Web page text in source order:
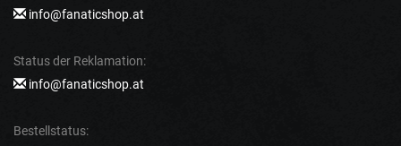
info@fanaticshop.at
Status der Reklamation:
info@fanaticshop.at
Bestellstatus: